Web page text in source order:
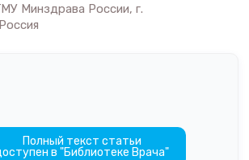
Минздрава России, г.
Полный текст статьи
в "Библиотеке Врача"